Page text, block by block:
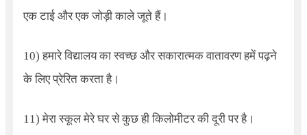
एक टाई और एक जोड़ी काले जूते हैं।
10) हमारे विद्यालय का स्वच्छ और सकारात्मक वातावरण हमें पढ़ने
के लिए प्रेरित करता है।
11) मेरा स्कूल मेरे घर से कुछ ही किलोमीटर की दूरी पर है।